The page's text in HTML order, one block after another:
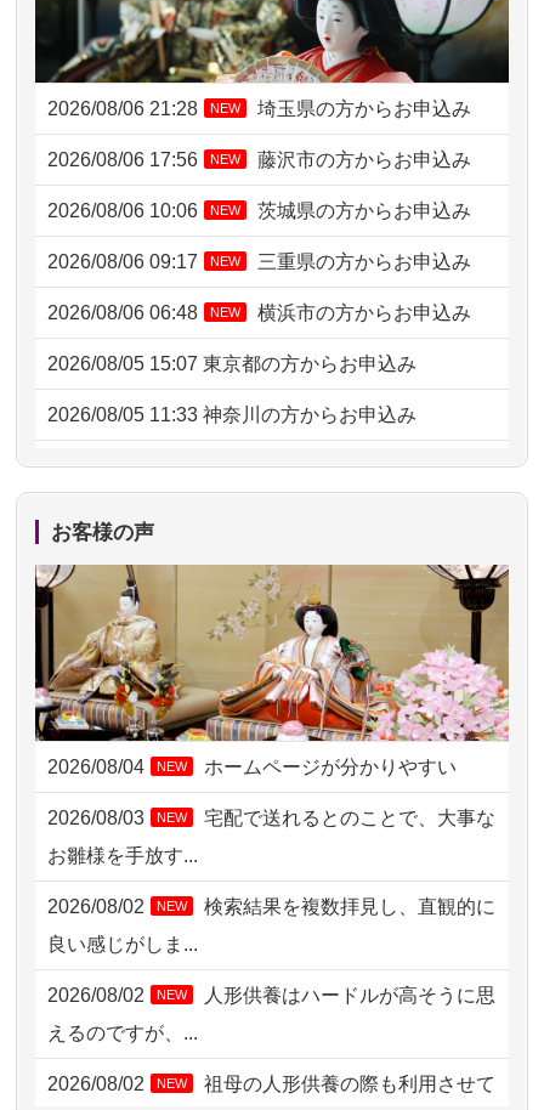
2026/08/06 21:28 NEW 埼玉県の方からお申込み
2026/08/06 17:56 NEW 藤沢市の方からお申込み
2026/08/06 10:06 NEW 茨城県の方からお申込み
2026/08/06 09:17 NEW 三重県の方からお申込み
2026/08/06 06:48 NEW 横浜市の方からお申込み
2026/08/05 15:07 東京都の方からお申込み
2026/08/05 11:33 神奈川の方からお申込み
2026/08/04 17:34 西亀有の方からお申込み
2026/08/04 15:40
2026/08/04 14:04 東京都の方からお申込み
2026/08/04 00:38 中野区の方からお申込み
2026/08/03 21:17 愛知県の方からお申込み
2026/08/02 18:47 虎ノ門の方からお申込み
2026/08/02 11:15 千葉県の方からお申込み
2026/08/02 10:39 神奈川の方からお申込み
2026/08/01 19:28 東京都の方からお申込み
2026/08/01 17:10
2026/08/01 11:07 さいたの方からお申込み
お客様の声
2026/08/04 NEW ホームページが分かりやすい
2026/08/03 NEW
宅配で送れるとのことで、大事な
お雛様を手放す...
2026/08/02 NEW
検索結果を複数拝見し、直観的に
良い感じがしま...
2026/08/02 NEW
人形供養はハードルが高そうに思
えるのですが、...
2026/08/02 NEW
祖母の人形供養の際も利用させて